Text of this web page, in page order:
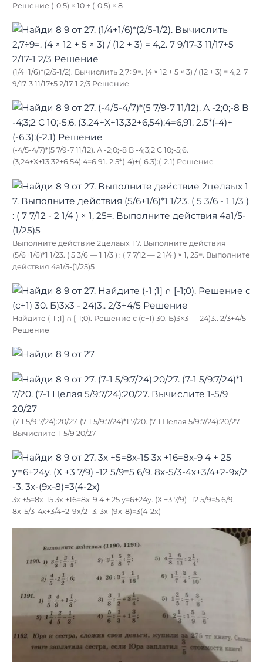
Решение (-0,5) × 10 ÷ (-0,5) × 8
(1/4+1/6)*(2/5-1/2). Вычислить 2,7÷9=. (4 × 12 + 5 × 3) / (12 + 3) = 4,2. 7
9/17-3 11/17+5 2/17-1 2/3 Решение
(-4/5-4/7)*(5 7/9-7 11/12). А -2;0;-8 В -4;3;2 С 10;-5;6.
(3,24+Х+13,32+6,54):4=6,91. 2.5*(-4)+(-6.3):(-2.1) Решение
Выполните действие 2целаых 1 7. Выполните действия
(5/6+1/6)*1 1/23. ( 5 3/6 — 1 1/3 ) : ( 7 7/12 — 2 1/4 ) × 1, 25=. Выполните
действия 4а1/5-(1/25)5
Найдите (-1 ;1] ∩ [-1;0). Решение с (с+1) 30. Б)3×3 — 24)3.. 2/3+4/5
Решение
(7-1 5/9:7/24):20/27. (7-1 5/9:7/24)*1 7/20. (7-1 Целая 5/9:7/24):20/27.
Вычислите 1-5/9 20/27
3х +5=8х-15 3х +16=8х-9 4 + 25 у=6+24у. (Х +3 7/9) -12 5/9=5 6/9.
8х-5/3-4х+3/4+2-9х/2 -3. 3х-(9х-8)=3(4-2х)
Найти: